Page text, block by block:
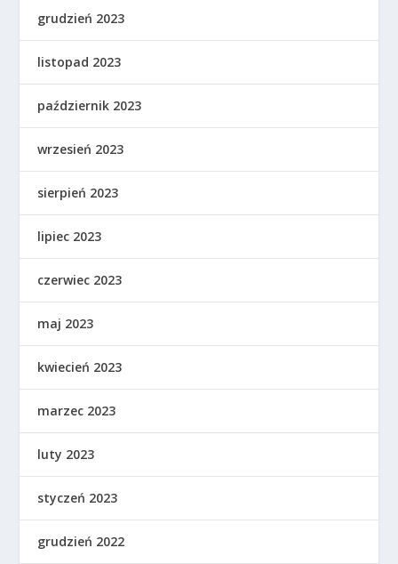
grudzień 2023
listopad 2023
październik 2023
wrzesień 2023
sierpień 2023
lipiec 2023
czerwiec 2023
maj 2023
kwiecień 2023
marzec 2023
luty 2023
styczeń 2023
grudzień 2022